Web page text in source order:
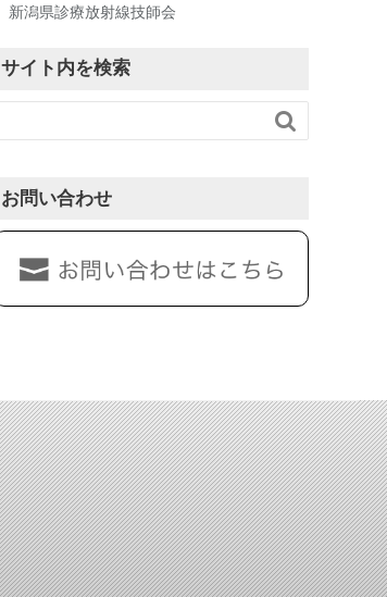
新潟県診療放射線技師会
サイト内を検索

お問い合わせ